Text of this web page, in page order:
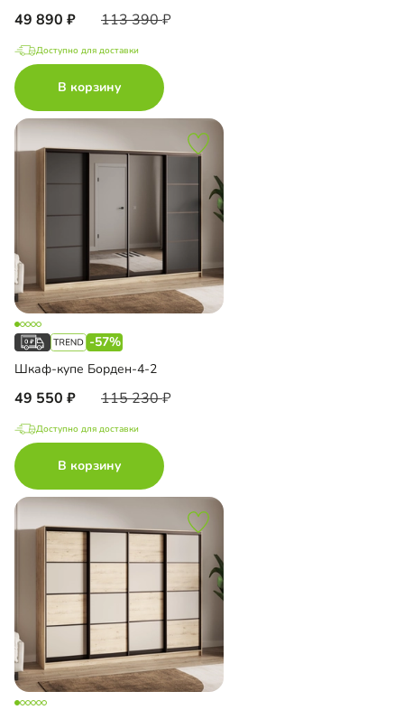
49 890 113 390
Доступно для доставки
В корзину
-57%
Шкаф-купе Борден-4-2
49 550 115 230
Доступно для доставки
В корзину